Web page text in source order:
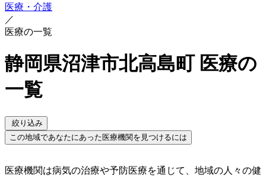
医療・介護
／
医療の一覧
静岡県沼津市北高島町 医療の
一覧
絞り込み
この地域であなたにあった医療機関を見つけるには
医療機関は病気の治療や予防医療を通じて、地域の人々の健